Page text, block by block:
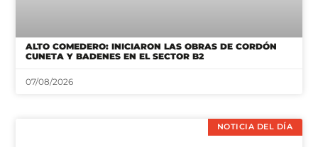
ALTO COMEDERO: INICIARON LAS OBRAS DE CORDÓN
CUNETA Y BADENES EN EL SECTOR B2
07/08/2026
NOTICIA DEL DÍA